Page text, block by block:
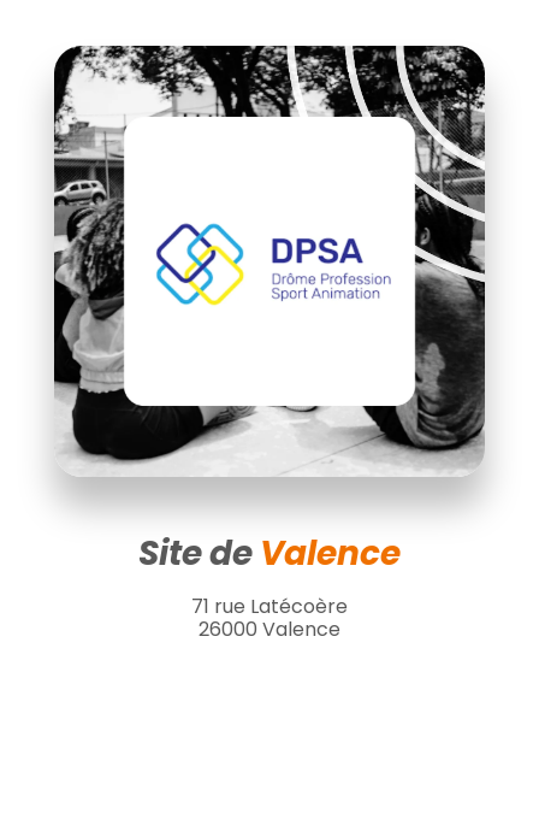
Site de Valence
71 rue Latécoère
26000 Valence